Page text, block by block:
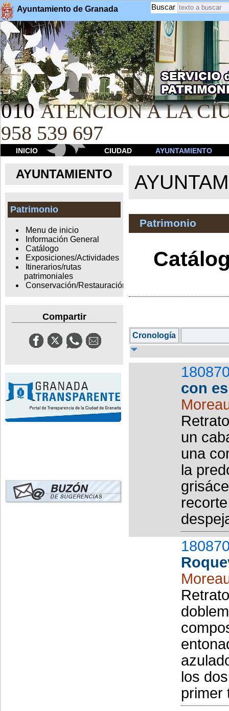
Ayuntamiento de Granada Buscar
010 ATENCION A LA
958 539 697
INICIO CIUDAD AYUNTAMIENTO
AYUNTAMIENTO
Patrimonio
Menu de inicio
Información General
Catálogo
Exposiciones/Actividades
Itinerarios/rutas
patrimoniales
Conservación/Restauración
Compartir
Patrimonio
Cronología
con
un
una
la
los
primer